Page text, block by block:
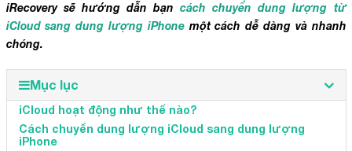
iRecovery sẽ hướng dẫn bạncách chuyển dung lượng từ
iCloud sang dung lượng iPhonemột cách dễ dàng và nhanh
chóng.
Mục lục
iCloud hoạt động như thế nào?
Cách chuyển dung lượng iCloud sang dung lượng
iPhone